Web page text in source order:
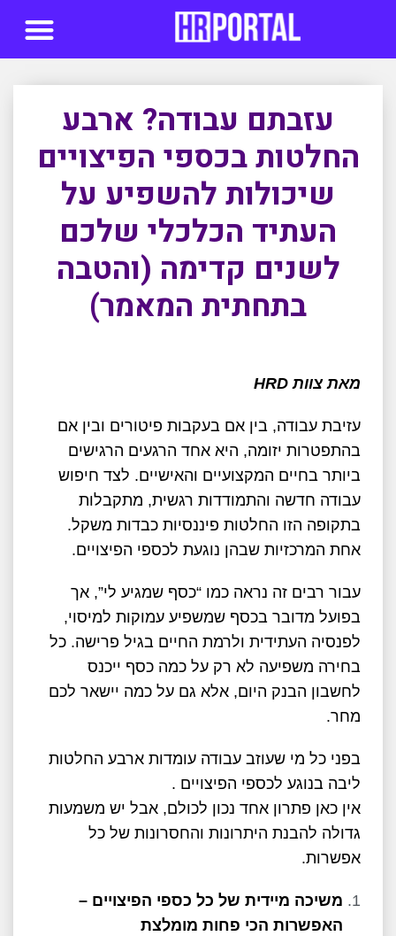
עזבתם עבודה? ארבע
החלטות בכספי הפיצויים
שיכולות להשפיע על
העתיד הכלכלי שלכם
לשנים קדימה (והטבה
בתחתית המאמר)
מאת צוות HRD
עזיבת עבודה, בין אם בעקבות פיטורים ובין אם
בהתפטרות יזומה, היא אחד הרגעים הרגישים
ביותר בחיים המקצועיים והאישיים. לצד חיפוש
עבודה חדשה והתמודדות רגשית, מתקבלות
בתקופה הזו החלטות פיננסיות כבדות משקל.
אחת המרכזיות שבהן נוגעת לכספי הפיצויים.
עבור רבים זה נראה כמו “כסף שמגיע לי”, אך
בפועל מדובר בכסף שמשפיע עמוקות למיסוי,
לפנסיה העתידית ולרמת החיים בגיל פרישה. כל
בחירה משפיעה לא רק על כמה כסף ייכנס
לחשבון הבנק היום, אלא גם על כמה יישאר לכם
מחר.
בפני כל מי שעוזב עבודה עומדות ארבע החלטות
ליבה בנוגע לכספי הפיצויים .
אין כאן פתרון אחד נכון לכולם, אבל יש משמעות
גדולה להבנת היתרונות והחסרונות של כל
אפשרות.
משיכה מיידית של כל כספי הפיצויים –
האפשרות הכי פחות מומלצת